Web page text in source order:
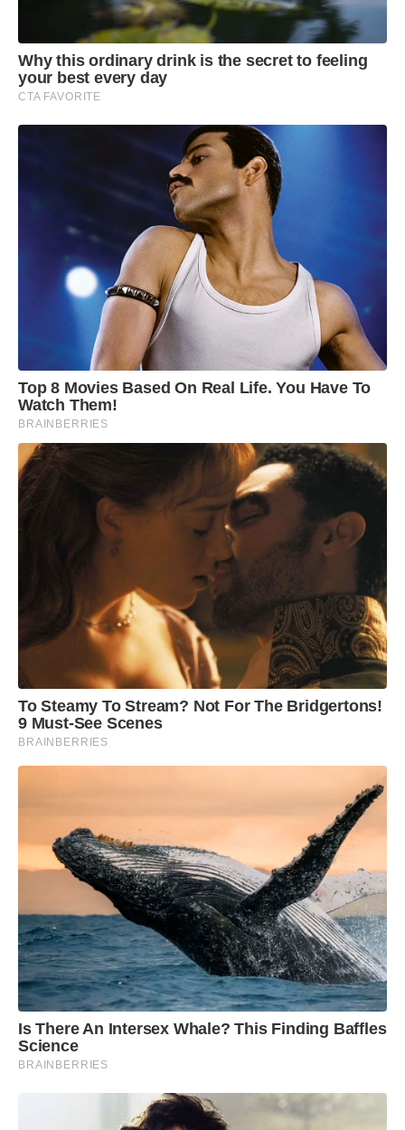
preservação dos recursos naturais. Preparamos
atividades educativas, culturais e de
conscientização que mostram que pequenas
atitudes do dia a dia podem gerar grandes
transformações para o futuro. Convidamos toda a
população a participar e contribuir para a
construção de uma cidade cada vez mais
sustentável”, afirmou.
Why this ordinary drink is the secret to feeling
your best every day
CTA FAVORITE
Top 8 Movies Based On Real Life. You Have To
Watch Them!
BRAINBERRIES
To Steamy To Stream? Not For The Bridgertons!
9 Must-See Scenes
BRAINBERRIES
Is There An Intersex Whale? This Finding Baffles
Science
BRAINBERRIES